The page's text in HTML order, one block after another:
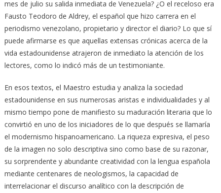
mes de julio su salida inmediata de Venezuela? ¿O el receloso era
Fausto Teodoro de Aldrey, el español que hizo carrera en el
periodismo venezolano, propietario y director el diario? Lo que sí
puede afirmarse es que aquellas extensas crónicas acerca de la
vida estadounidense atrajeron de inmediato la atención de los
lectores, como lo indicó más de un testimoniante.
En esos textos, el Maestro estudia y analiza la sociedad
estadounidense en sus numerosas aristas e individualidades y al
mismo tiempo pone de manifiesto su maduración literaria que lo
convirtió en uno de los iniciadores de lo que después se llamaría
el modernismo hispanoamericano. La riqueza expresiva, el peso
de la imagen no solo descriptiva sino como base de su razonar,
su sorprendente y abundante creatividad con la lengua española
mediante centenares de neologismos, la capacidad de
interrelacionar el discurso analítico con la descripción de